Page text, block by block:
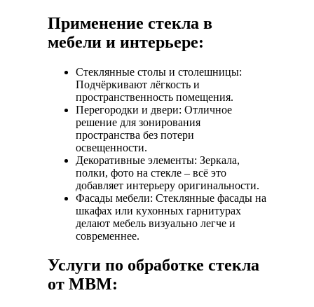
Применение стекла в
мебели и интерьере:
Стеклянные столы и столешницы:
Подчёркивают лёгкость и
пространственность помещения.
Перегородки и двери: Отличное
решение для зонирования
пространства без потери
освещенности.
Декоративные элементы: Зеркала,
полки, фото на стекле – всё это
добавляет интерьеру оригинальности.
Фасады мебели: Стеклянные фасады на
шкафах или кухонных гарнитурах
делают мебель визуально легче и
современнее.
Услуги по обработке стекла
от МВМ: